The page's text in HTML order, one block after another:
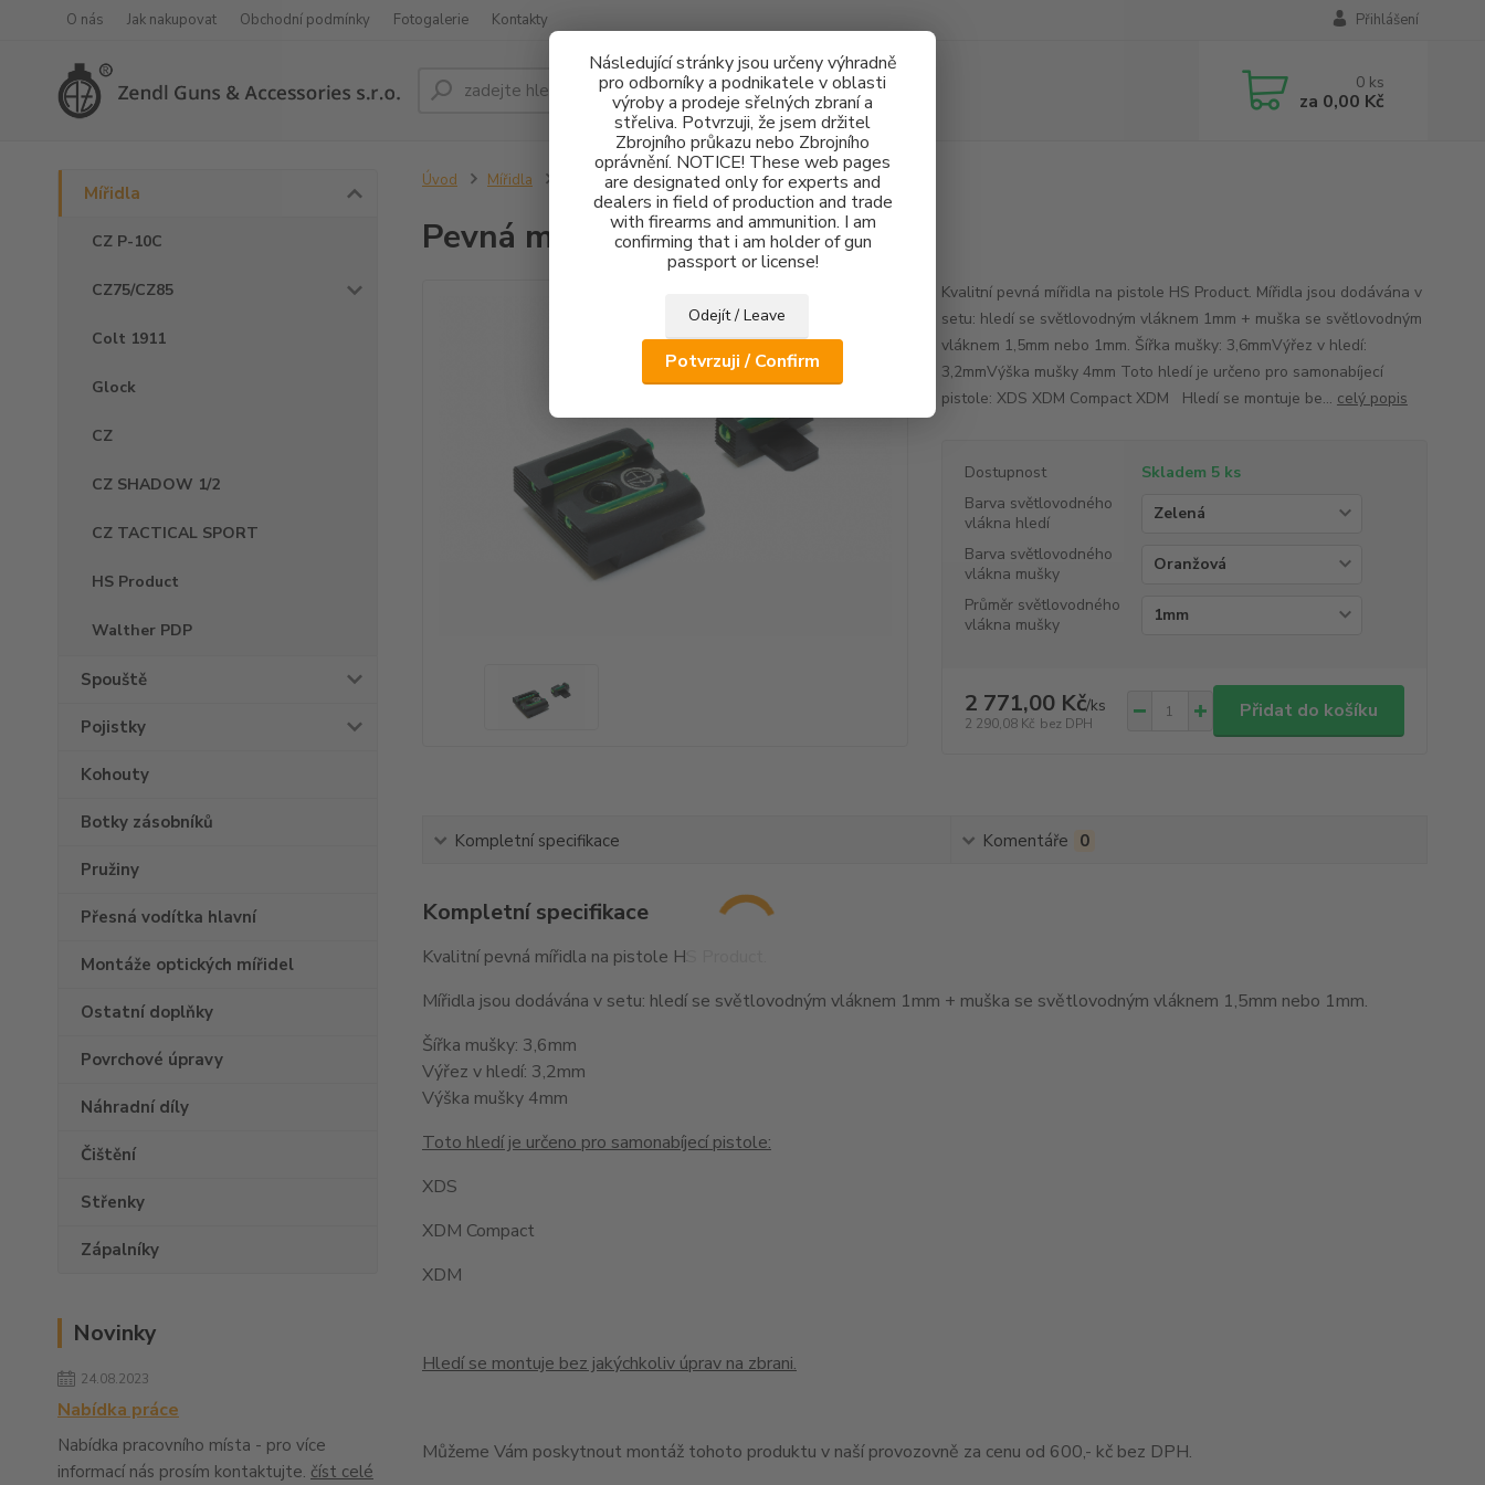
Následující stránky jsou určeny výhradně
pro odborníky a podnikatele v oblasti
výroby a prodeje sřelných zbraní a
střeliva. Potvrzuji, že jsem držitel
Zbrojního průkazu nebo Zbrojního
oprávnění. NOTICE! These web pages
are designated only for experts and
dealers in field of production and trade
with firearms and ammunition. I am
confirming that i am holder of gun
passport or license!
Odejít / Leave
Potvrzuji / Confirm
O nás Jak nakupovat Obchodní podmínky Fotogalerie Kontakty Přihlášení
Hledat 0 ks
za 0,00 Kč
Mířidla
CZ P-10C
CZ75/CZ85
Colt 1911
Glock
CZ
CZ SHADOW 1/2
CZ TACTICAL SPORT
HS Product
Walther PDP
Spouště
Pojistky
Kohouty
Botky zásobníků
Pružiny
Přesná vodítka hlavní
Montáže optických mířidel
Ostatní doplňky
Povrchové úpravy
Náhradní díly
Čištění
Střenky
Zápalníky
Novinky
24.08.2023
Nabídka práce
Nabídka pracovního místa - pro více
informací nás prosím kontaktujte. číst celé
Úvod Mířidla Pevná mířidla HS Product FO
Pevná mířidla HS Product FO
Kvalitní pevná mířidla na pistole HS Product. Mířidla jsou dodávána v
setu: hledí se světlovodným vláknem 1mm + muška se světlovodným
vláknem 1,5mm nebo 1mm. Šířka mušky: 3,6mmVýřez v hledí:
3,2mmVýška mušky 4mm Toto hledí je určeno pro samonabíjecí
pistole: XDS XDM Compact XDM Hledí se montuje be... celý popis
Dostupnost
Skladem 5 ks
Barva světlovodného
vlákna hledí
Barva světlovodného
vlákna mušky
Průměr světlovodného
vlákna mušky
2 771,00 Kč/ks
2 290,08 Kč bez DPH
Přidat do košíku
Kompletní specifikace Komentáře 0
Kompletní specifikace
Kvalitní pevná mířidla na pistole HS Product.
Mířidla jsou dodávána v setu: hledí se světlovodným vláknem 1mm + muška se světlovodným vláknem 1,5mm nebo 1mm.
Šířka mušky: 3,6mm
Výřez v hledí: 3,2mm
Výška mušky 4mm
Toto hledí je určeno pro samonabíjecí pistole:
XDS
XDM Compact
XDM
Hledí se montuje bez jakýchkoliv úprav na zbrani.
Můžeme Vám poskytnout montáž tohoto produktu v naší provozovně za cenu od 600,- kč bez DPH.